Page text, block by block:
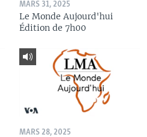
MARS 31, 2025
Le Monde Aujourd'hui
Édition de 7h00
MARS 28, 2025